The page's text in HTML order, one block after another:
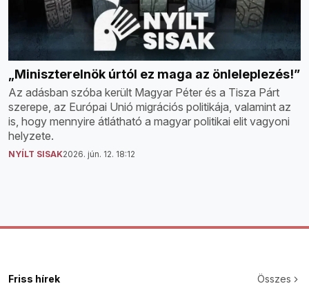
„Miniszterelnök úrtól ez maga az önleleplezés!”
Az adásban szóba került Magyar Péter és a Tisza Párt
szerepe, az Európai Unió migrációs politikája, valamint az
is, hogy mennyire átlátható a magyar politikai elit vagyoni
helyzete.
NYÍLT SISAK2026. jún. 12. 18:12
Friss hírek Összes